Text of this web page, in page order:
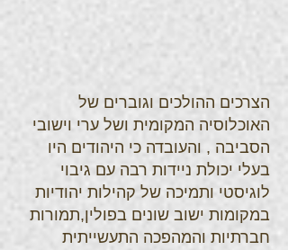
הצרכים ההולכים וגוברים של
האוכלוסיה המקומית ושל ערי וישובי
הסביבה , והעובדה כי היהודים היו
בעלי יכולת ניידות רבה עם גיבוי
לוגיסטי ותמיכה של קהילות יהודיות
במקומות ישוב שונים בפולין,תמורות
חברתיות והמהפכה התעשייתית